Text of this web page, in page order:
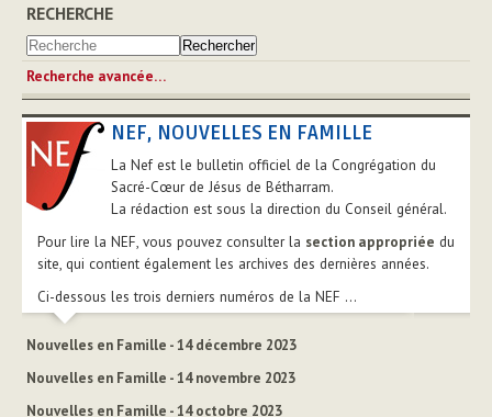
RECHERCHE
Recherche avancée…
NEF, NOUVELLES EN FAMILLE
La Nef est le bulletin officiel de la Congrégation du
Sacré-Cœur de Jésus de Bétharram.
La rédaction est sous la direction du Conseil général.
Pour lire la NEF, vous pouvez consulter la section appropriée du
site, qui contient également les archives des dernières années.
Ci-dessous les trois derniers numéros de la NEF ...
Nouvelles en Famille - 14 décembre 2023
Nouvelles en Famille - 14 novembre 2023
Nouvelles en Famille - 14 octobre 2023